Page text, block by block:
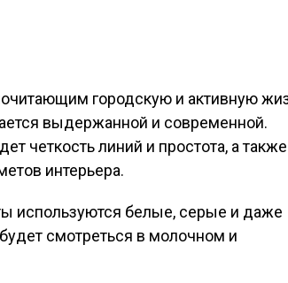
городскую и активную
выдержанной и современной.
четкость линий и простота, а также
интерьера.
используются белые, серые и даже
смотреться в молочном и